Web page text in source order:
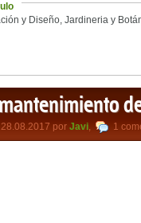
y Diseño, Jardineria y
por Javi, 1